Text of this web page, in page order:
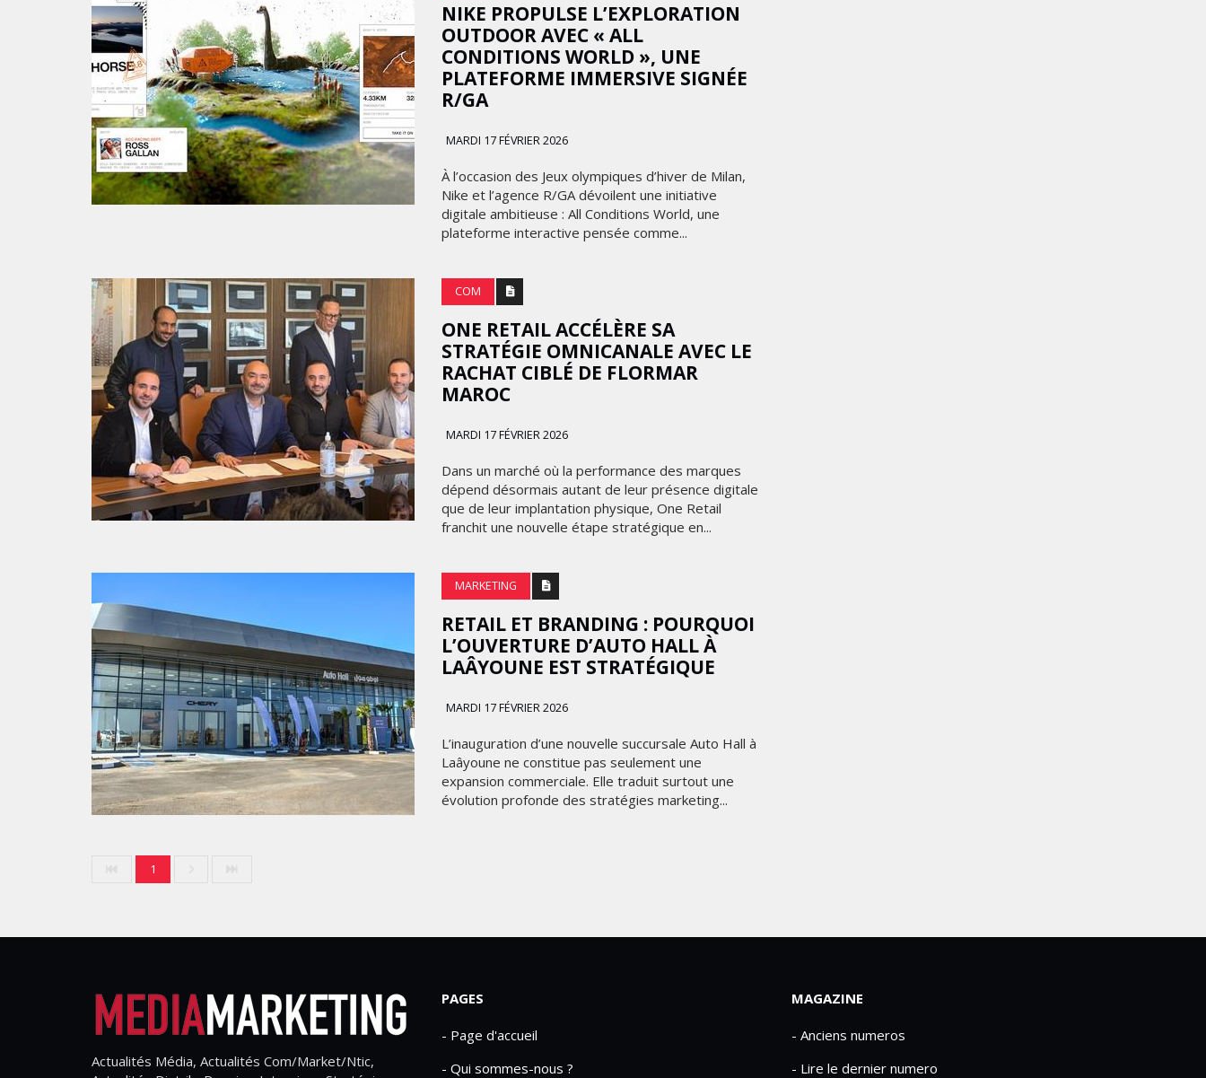
NIKE PROPULSE L’EXPLORATION
OUTDOOR AVEC « ALL
CONDITIONS WORLD », UNE
PLATEFORME IMMERSIVE SIGNÉE
R/GA
MARDI 17 FÉVRIER 2026
À l’occasion des Jeux olympiques d’hiver de Milan,
Nike et l’agence R/GA dévoilent une initiative
digitale ambitieuse : All Conditions World, une
plateforme interactive pensée comme...
COM
ONE RETAIL ACCÉLÈRE SA
STRATÉGIE OMNICANALE AVEC LE
RACHAT CIBLÉ DE FLORMAR
MAROC
MARDI 17 FÉVRIER 2026
Dans un marché où la performance des marques
dépend désormais autant de leur présence digitale
que de leur implantation physique, One Retail
franchit une nouvelle étape stratégique en...
MARKETING
RETAIL ET BRANDING : POURQUOI
L’OUVERTURE D’AUTO HALL À
LAÂYOUNE EST STRATÉGIQUE
MARDI 17 FÉVRIER 2026
L’inauguration d’une nouvelle succursale Auto Hall à
Laâyoune ne constitue pas seulement une
expansion commerciale. Elle traduit surtout une
évolution profonde des stratégies marketing...
1
Actualités Média, Actualités Com/Market/Ntic,
PAGES
- Page d'accueil
- Qui sommes-nous ?
MAGAZINE
- Anciens numeros
- Lire le dernier numero